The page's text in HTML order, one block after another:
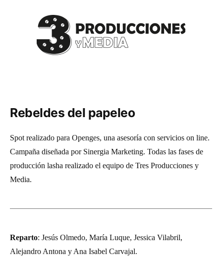
contenido
Rebeldes del papeleo
Spot realizado para Openges, una asesoría con servicios on line.
Campaña diseñada por Sinergia Marketing. Todas las fases de
producción lasha realizado el equipo de Tres Producciones y
Media.
Reparto: Jesús Olmedo, María Luque, Jessica Vilabril,
Alejandro Antona y Ana Isabel Carvajal.